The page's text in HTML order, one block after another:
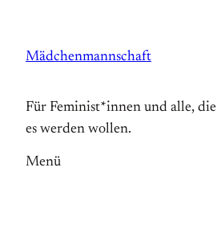
springen
Mädchenmannschaft
Für Feminist*innen und alle, die
es werden wollen.
Menü